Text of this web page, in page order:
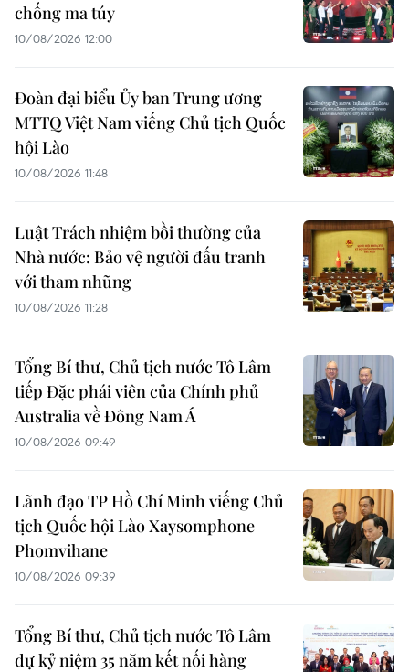
chống ma túy
10/08/2026 12:00
Đoàn đại biểu Ủy ban Trung ương
MTTQ Việt Nam viếng Chủ tịch Quốc
hội Lào
10/08/2026 11:48
Luật Trách nhiệm bồi thường của
Nhà nước: Bảo vệ người đấu tranh
với tham nhũng
10/08/2026 11:28
Tổng Bí thư, Chủ tịch nước Tô Lâm
tiếp Đặc phái viên của Chính phủ
Australia về Đông Nam Á
10/08/2026 09:49
Lãnh đạo TP Hồ Chí Minh viếng Chủ
tịch Quốc hội Lào Xaysomphone
Phomvihane
10/08/2026 09:39
Tổng Bí thư, Chủ tịch nước Tô Lâm
dự kỷ niệm 35 năm kết nối hàng